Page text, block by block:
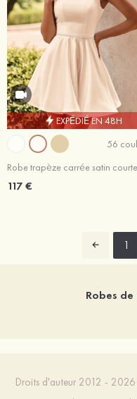
EXPÉDIÉ EN 48H
56
117 €
1
Robes
Droits d'auteur 2012 - 2026